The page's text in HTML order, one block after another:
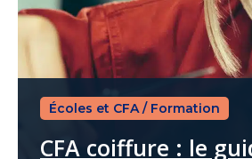
Écoles et CFA/ Formation
CFA coiffure : le